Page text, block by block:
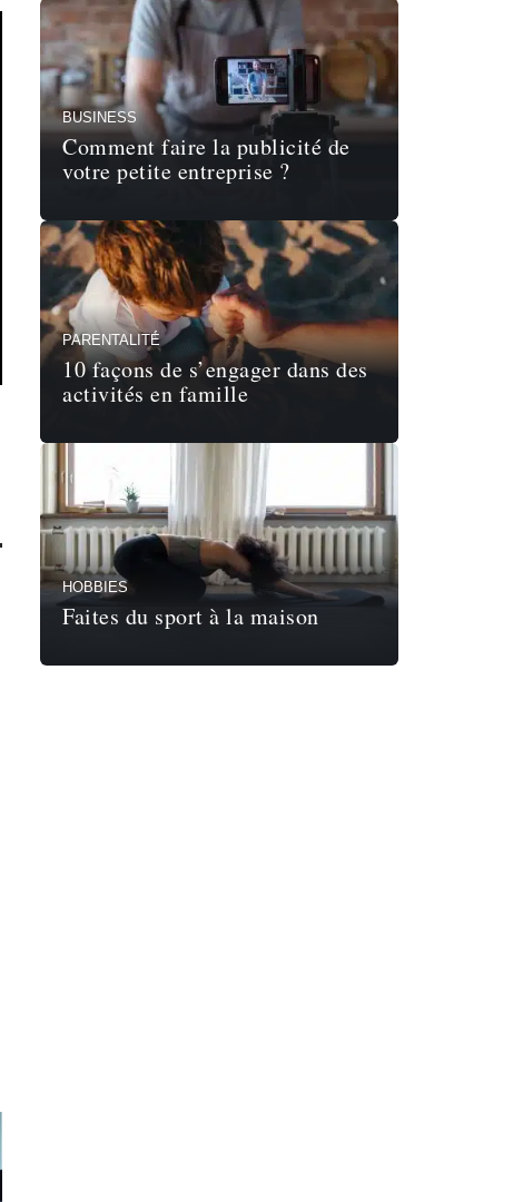
BUSINESS
Comment faire la publicité de
votre petite entreprise ?
PARENTALITÉ
10 façons de s’engager dans des
activités en famille
HOBBIES
Faites du sport à la maison